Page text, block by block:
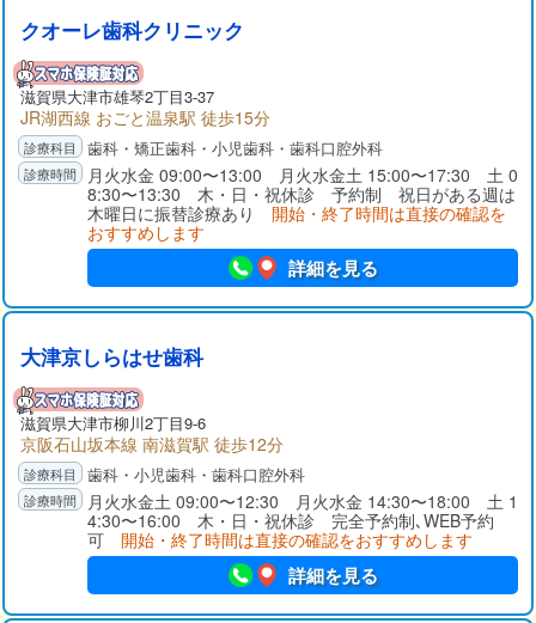
クオーレ歯科クリニック
滋賀県大津市雄琴2丁目3-37
JR湖西線 おごと温泉駅 徒歩15分
歯科・矯正歯科・小児歯科・歯科口腔外科
月火水金 09:00〜13:00 月火水金土 15:00〜17:30 土 0
8:30〜13:30 木・日・祝休診 予約制 祝日がある週は
木曜日に振替診療あり 開始・終了時間は直接の確認を
おすすめします
詳細を見る
大津京しらはせ歯科
滋賀県大津市柳川2丁目9-6
京阪石山坂本線 南滋賀駅 徒歩12分
歯科・小児歯科・歯科口腔外科
月火水金土 09:00〜12:30 月火水金 14:30〜18:00 土 1
4:30〜16:00 木・日・祝休診 完全予約制､WEB予約
可 開始・終了時間は直接の確認をおすすめします
詳細を見る